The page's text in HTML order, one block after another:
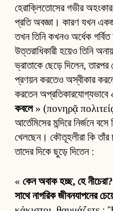
হেরাক্লিতোসের গভীর
প্রতি অবজ্ঞা। কারণ যখন
তখন তিনি কখনও অর্ধেক
উত্তরাধিকারী হয়েও তিনি
ভ্রাতাকে ছেড়ে দিলেন,
প্রণয়ন করতেও অস্বীকার
করতেন অপ্রতিকারযোগ্যভাবে
কবলে» (πονηρᾷ
আর্তেমিসের মন্দিরে নির্জনে
খেলছেন। কৌতূহলীরা কি তাঁর
তাদের দিকে ছুড়ে দিতেন :
« কেন অবাক হচ্ছ, হে
সাথে নাগরিক জীবনযাপনের